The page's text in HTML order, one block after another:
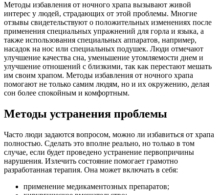
Методы избавления от ночного храпа вызывают живой
интерес у людей, страдающих от этой проблемы. Многие
отзывы свидетельствуют о положительных изменениях после
применения специальных упражнений для горла и языка, а
также использования специальных аппаратов, например,
насадок на нос или специальных подушек. Люди отмечают
улучшение качества сна, уменьшение утомляемости днем и
улучшение отношений с близкими, так как перестают мешать
им своим храпом. Методы избавления от ночного храпа
помогают не только самим людям, но и их окружению, делая
сон более спокойным и комфортным.
Методы устранения проблемы
Часто люди задаются вопросом, можно ли избавиться от храпа
полностью. Сделать это вполне реально, но только в том
случае, если будет проведено устранение первопричины
нарушения. Излечить состояние помогает грамотно
разработанная терапия. Она может включать в себя:
применение медикаментозных препаратов;